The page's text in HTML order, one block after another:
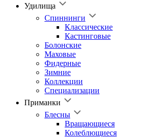
Удилища
Спиннинги
Классические
Кастинговые
Болонские
Маховые
Фидерные
Зимние
Коллекции
Специализации
Приманки
Блесны
Вращающиеся
Колеблющиеся